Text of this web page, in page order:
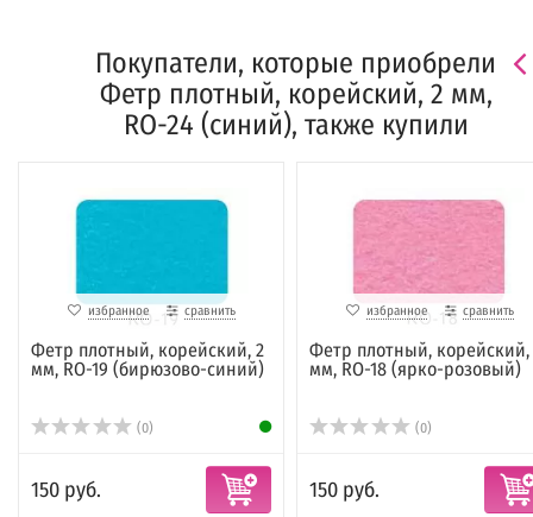
Покупатели, которые приобрели
Фетр плотный, корейский, 2 мм,
RO-24 (синий), также купили
избранное сравнить
Фетр плотный, корейский, 2
мм, RO-19 (бирюзово-синий)
(0)
150 руб.
избранное сравнить
Фетр плотный, корейский,
мм, RO-18 (ярко-розовый)
(0)
150 руб.